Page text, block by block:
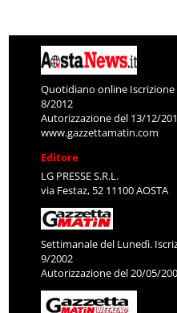
Quotidiano online
8/2012
Autorizzazione del 13/12/
www.gazzettamatin.com
Editore
LG PRESSE S.R.L.
via Festaz, 52 11100 AOSTA
Settimanale del Lunedì.
9/2002
Autorizzazione del 20/05/